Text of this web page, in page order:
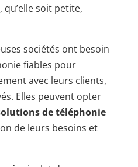
soit petite,
sociétés ont besoin
fiables pour
avec leurs clients,
Elles peuvent opter
de téléphonie
de leurs besoins et